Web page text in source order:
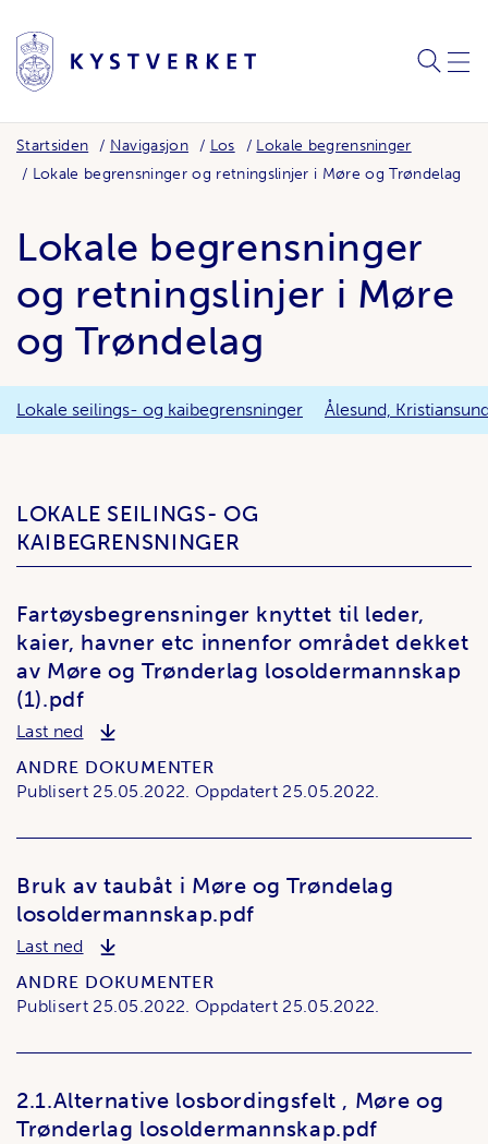
SØK
Startsiden Navigasjon Los
Lokale begrensninger
Lokale begrensninger og retningslinjer i Møre og Trøndelag
Lokale begrensninger
og retningslinjer i Møre
og Trøndelag
Lokale seilings- og kaibegrensninger Ålesund,
LOKALE SEILINGS- OG
KAIBEGRENSNINGER
Fartøysbegrensninger knyttet til leder,
kaier, havner etc innenfor området dekket
av Møre og Trønderlag losoldermannskap
(1).pdf
Last nedFartøysbegrensninger knyttet til leder, kaier,
ANDRE DOKUMENTER
Publisert 25.05.2022.Oppdatert 25.05.2022.
Bruk av taubåt i Møre og Trøndelag
losoldermannskap.pdf
Last nedBruk av taubåt i Møre og Trøndelag
ANDRE DOKUMENTER
Publisert 25.05.2022.Oppdatert 25.05.2022.
2.1.Alternative losbordingsfelt , Møre og
Trønderlag losoldermannskap.pdf